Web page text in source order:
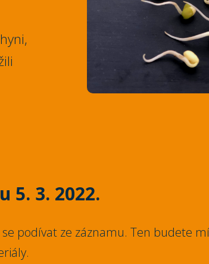
5. 3. 2022.
podívat ze záznamu. Ten budete